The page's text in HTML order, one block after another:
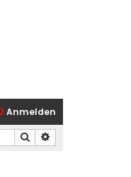
Anmelden
Suche